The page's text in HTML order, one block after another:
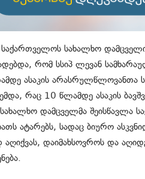
სახალხო
რომ სსიპ ლევან
ასაკის არასრულწლოვანთა
რაც 10 წლამდე ასაკის
დამცველმა შეისწავლა
ატარებს, სადაც ბიურო
დაიმახსოვროს და